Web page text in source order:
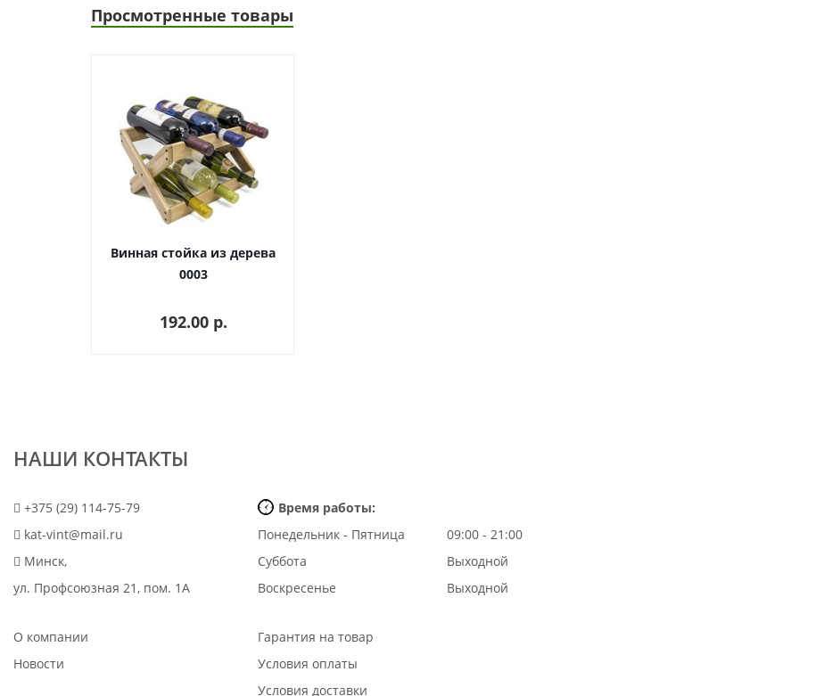
Просмотренные товары
Винная стойка из дерева
0003
192.00 p.
НАШИ КОНТАКТЫ
+375 (29) 114-75-79
kat-vint@mail.ru
Минск,
ул. Профсоюзная 21, пом. 1А
Время работы:
Понедельник - Пятница
09:00 - 21:00
Суббота
Выходной
Воскресенье
Выходной
О компании
Новости
Гарантия на товар
Условия оплаты
Условия доставки